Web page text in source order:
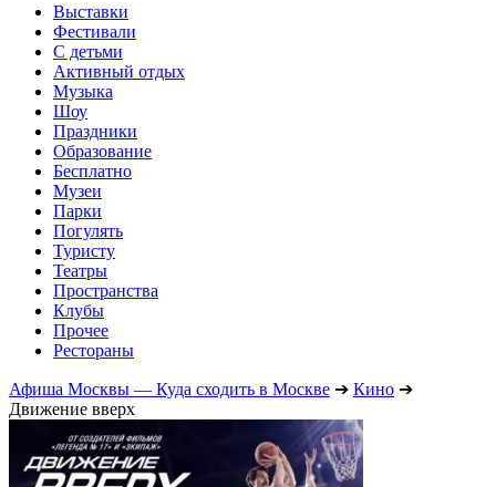
Выставки
Фестивали
С детьми
Активный отдых
Музыка
Шоу
Праздники
Образование
Бесплатно
Музеи
Парки
Погулять
Туристу
Театры
Пространства
Клубы
Прочее
Рестораны
Афиша Москвы — Куда сходить в Москве ➔ Кино ➔
Движение вверх